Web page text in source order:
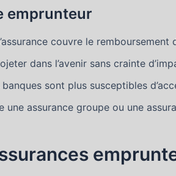
emprunteur
couvre le
dans l’avenir sans crainte
banques sont plus susceptibles
une assurance groupe ou une